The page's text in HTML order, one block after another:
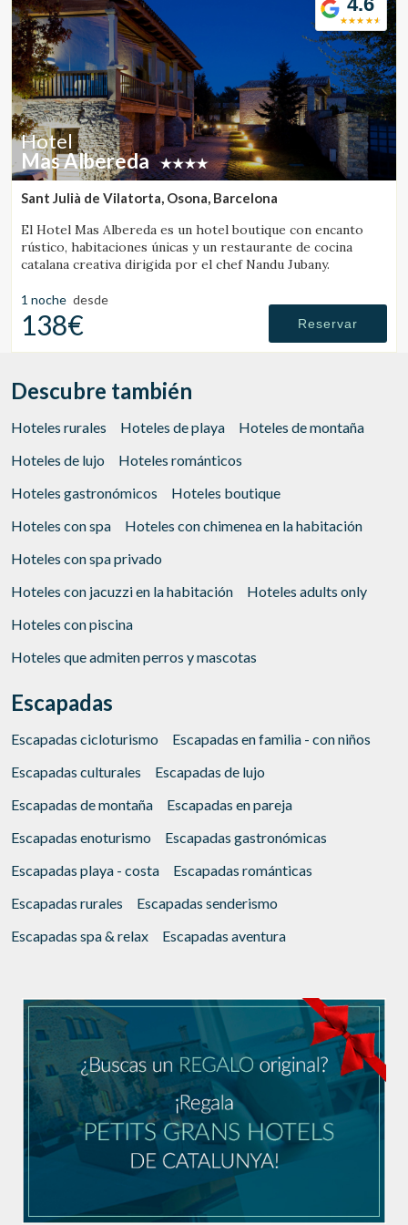
Hotel
Mas Albereda
Sant Julià de Vilatorta, Osona, Barcelona
El Hotel Mas Albereda es un hotel boutique con encanto
rústico, habitaciones únicas y un restaurante de cocina
catalana creativa dirigida por el chef Nandu Jubany.
1 noche desde
138€ Reservar
Descubre también
Hoteles rurales Hoteles de playa
Hoteles de montaña
Hoteles de lujo
Hoteles románticos
Hoteles gastronómicos
Hoteles boutique
Hoteles con spa
Hoteles con chimenea en la habitación
Hoteles con spa privado
Hoteles con jacuzzi en la habitación
Hoteles adults only
Hoteles con piscina
Hoteles que admiten perros y mascotas
Escapadas
Escapadas cicloturismo
Escapadas en familia - con niños
Escapadas culturales
Escapadas de lujo
Escapadas de montaña
Escapadas en pareja
Escapadas enoturismo
Escapadas gastronómicas
Escapadas playa - costa
Escapadas románticas
Escapadas rurales
Escapadas senderismo
Escapadas spa & relax
Escapadas aventura